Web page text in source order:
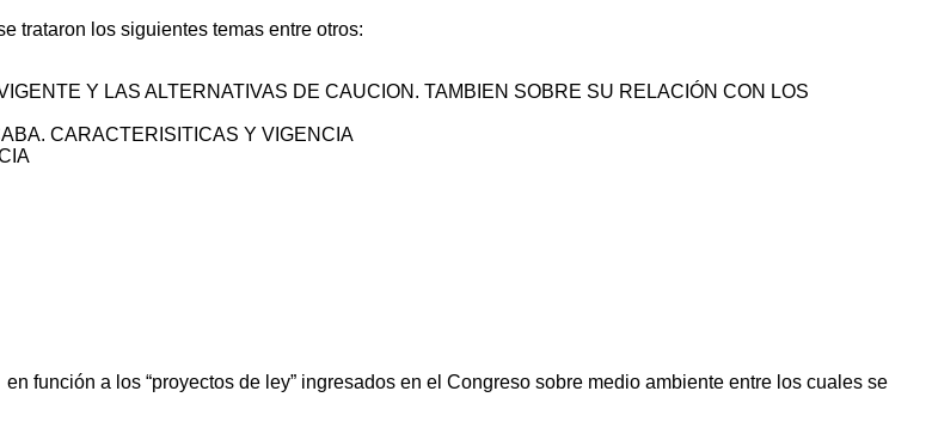
trataron los siguientes temas entre otros:
Y LAS ALTERNATIVAS DE CAUCION. TAMBIEN SOBRE SU RELACIÓN CON LOS
CARACTERISITICAS Y VIGENCIA
función a los “proyectos de ley” ingresados en el Congreso sobre medio ambiente entre los cuales se